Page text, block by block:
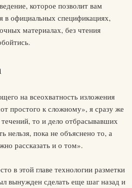
которое позволит вам
в официальных спецификациях,
материалах, без чтения
на всеохватность изложения
простого к сложному», я сразу же
то и дело отбрасывавших
нельзя, пока не объяснено то, а
рассказать и о том».
в этой главе технологии разметки
вынужден сделать еще шаг назад и